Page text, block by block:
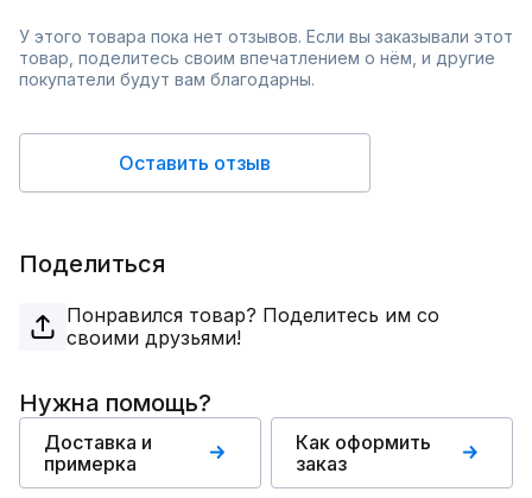
У этого товара пока нет отзывов. Если вы заказывали этот
товар, поделитесь своим впечатлением о нём, и другие
покупатели будут вам благодарны.
Оставить отзыв
Поделиться
Понравился товар? Поделитесь им со
своими друзьями!
Нужна помощь?
Доставка и
примерка
Как оформить
заказ